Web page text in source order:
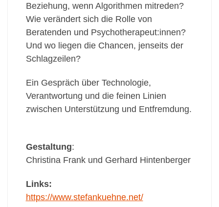
Beziehung, wenn Algorithmen mitreden?
Wie verändert sich die Rolle von
Beratenden und Psychotherapeut:innen?
Und wo liegen die Chancen, jenseits der
Schlagzeilen?
Ein Gespräch über Technologie,
Verantwortung und die feinen Linien
zwischen Unterstützung und Entfremdung.
Gestaltung:
Christina Frank und Gerhard Hintenberger
Links:
https://www.stefankuehne.net/